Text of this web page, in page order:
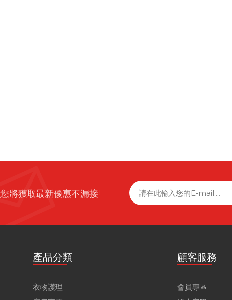
您將獲取最新優惠不漏接!
產品分類
衣物護理
顧客服務
會員專區